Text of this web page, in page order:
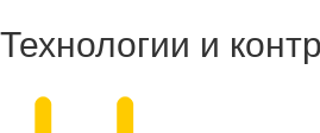
Технологии и